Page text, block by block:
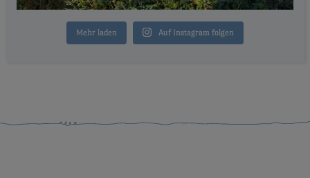
Mehr laden Auf Instagram folgen